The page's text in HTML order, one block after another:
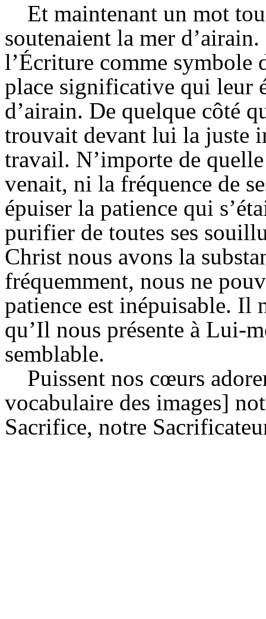
Et maintenant un mot
soutenaient la mer
l’Écriture comme symbole
place significative qui leur
d’airain. De quelque côté
trouvait devant lui la juste
travail. N’importe de
venait, ni la fréquence de
épuiser la patience qui
purifier de toutes ses
Christ nous avons la
fréquemment, nous ne
patience est inépuisable. Il
qu’Il nous présente à Lui-
semblable.
Puissent nos cœurs
vocabulaire des images]
Sacrifice, notre